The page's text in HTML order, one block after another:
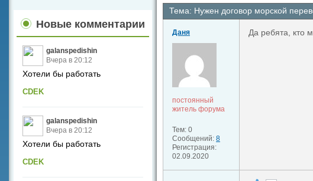
Тема: Нужен договор морской
Даня
постоянный
житель форума
Тем: 0
Сообщений: 8
Регистрация:
02.09.2020
Да ребята, кто
Новые комментарии
galanspedishin
Вчера в 20:12
Хотели бы работать
CDEK
galanspedishin
Вчера в 20:12
Хотели бы работать
CDEK